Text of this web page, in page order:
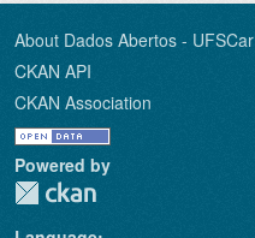
About Dados Abertos - UFSCar
CKAN API
CKAN Association
Powered by